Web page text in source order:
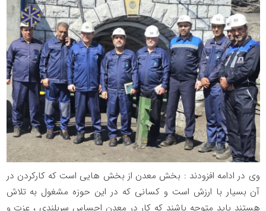
وی در ادامه افزودند : بخش معدن از بخش هایی است که کارکردن در
آن بسیار با ارزش است و کسانی که در این حوزه مشغول به تلاش